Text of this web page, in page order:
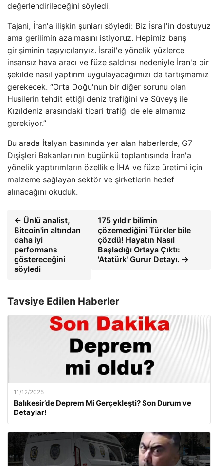
değerlendirileceğini söyledi.
Tajani, İran'a ilişkin şunları söyledi: Biz İsrail'in dostuyuz
ama gerilimin azalmasını istiyoruz. Hepimiz barış
girişiminin taşıyıcılarıyız. İsrail'e yönelik yüzlerce
insansız hava aracı ve füze saldırısı nedeniyle İran'a bir
şekilde nasıl yaptırım uygulayacağımızı da tartışmamız
gerekecek. “Orta Doğu'nun bir diğer sorunu olan
Husilerin tehdit ettiği deniz trafiğini ve Süveyş ile
Kızıldeniz arasındaki ticari trafiği de ele almamız
gerekiyor.”
Bu arada İtalyan basınında yer alan haberlerde, G7
Dışişleri Bakanları'nın bugünkü toplantısında İran'a
yönelik yaptırımların özellikle İHA ve füze üretimi için
malzeme sağlayan sektör ve şirketlerin hedef
alınacağını okuduk.
← Ünlü analist,
Bitcoin'in altından
daha iyi
performans
göstereceğini
söyledi
175 yıldır bilimin
çözemediğini Türkler bile
çözdü! Hayatın Nasıl
Başladığı Ortaya Çıktı:
'Atatürk' Gurur Detayı. →
Tavsiye Edilen Haberler
11/12/2025
Balıkesir’de Deprem Mi Gerçekleşti? Son Durum ve
Detaylar!